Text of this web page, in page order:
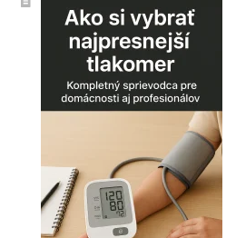
sprievodca
akupresúrnou
podložkou:
Ako
si
vybrať
tú
prečo
je
hitom
na
Slovensku?